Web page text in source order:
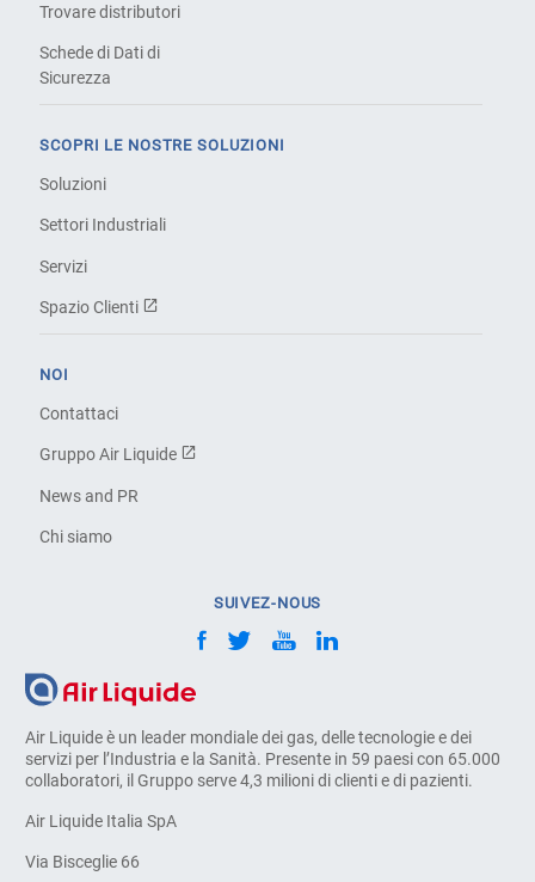
Air Liquide è un leader mondiale dei gas, delle tecnologie e dei
servizi per l’Industria e la Sanità. Presente in 59 paesi con 65.000
collaboratori, il Gruppo serve 4,3 milioni di clienti e di pazienti.
Air Liquide Italia SpA
Via Bisceglie 66
Trovare distributori
Schede di Dati di
Sicurezza
SCOPRI LE NOSTRE SOLUZIONI
Soluzioni
Settori Industriali
Servizi
Spazio Clienti
NOI
Contattaci
Gruppo Air Liquide
News and PR
Chi siamo
SUIVEZ-NOUS